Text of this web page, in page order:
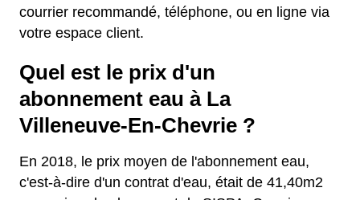
courrier recommandé, téléphone, ou en ligne via
votre espace client.
Quel est le prix d'un
abonnement eau à La
Villeneuve-En-Chevrie ?
En 2018, le prix moyen de l'abonnement eau,
c'est-à-dire d'un contrat d'eau, était de 41,40m2